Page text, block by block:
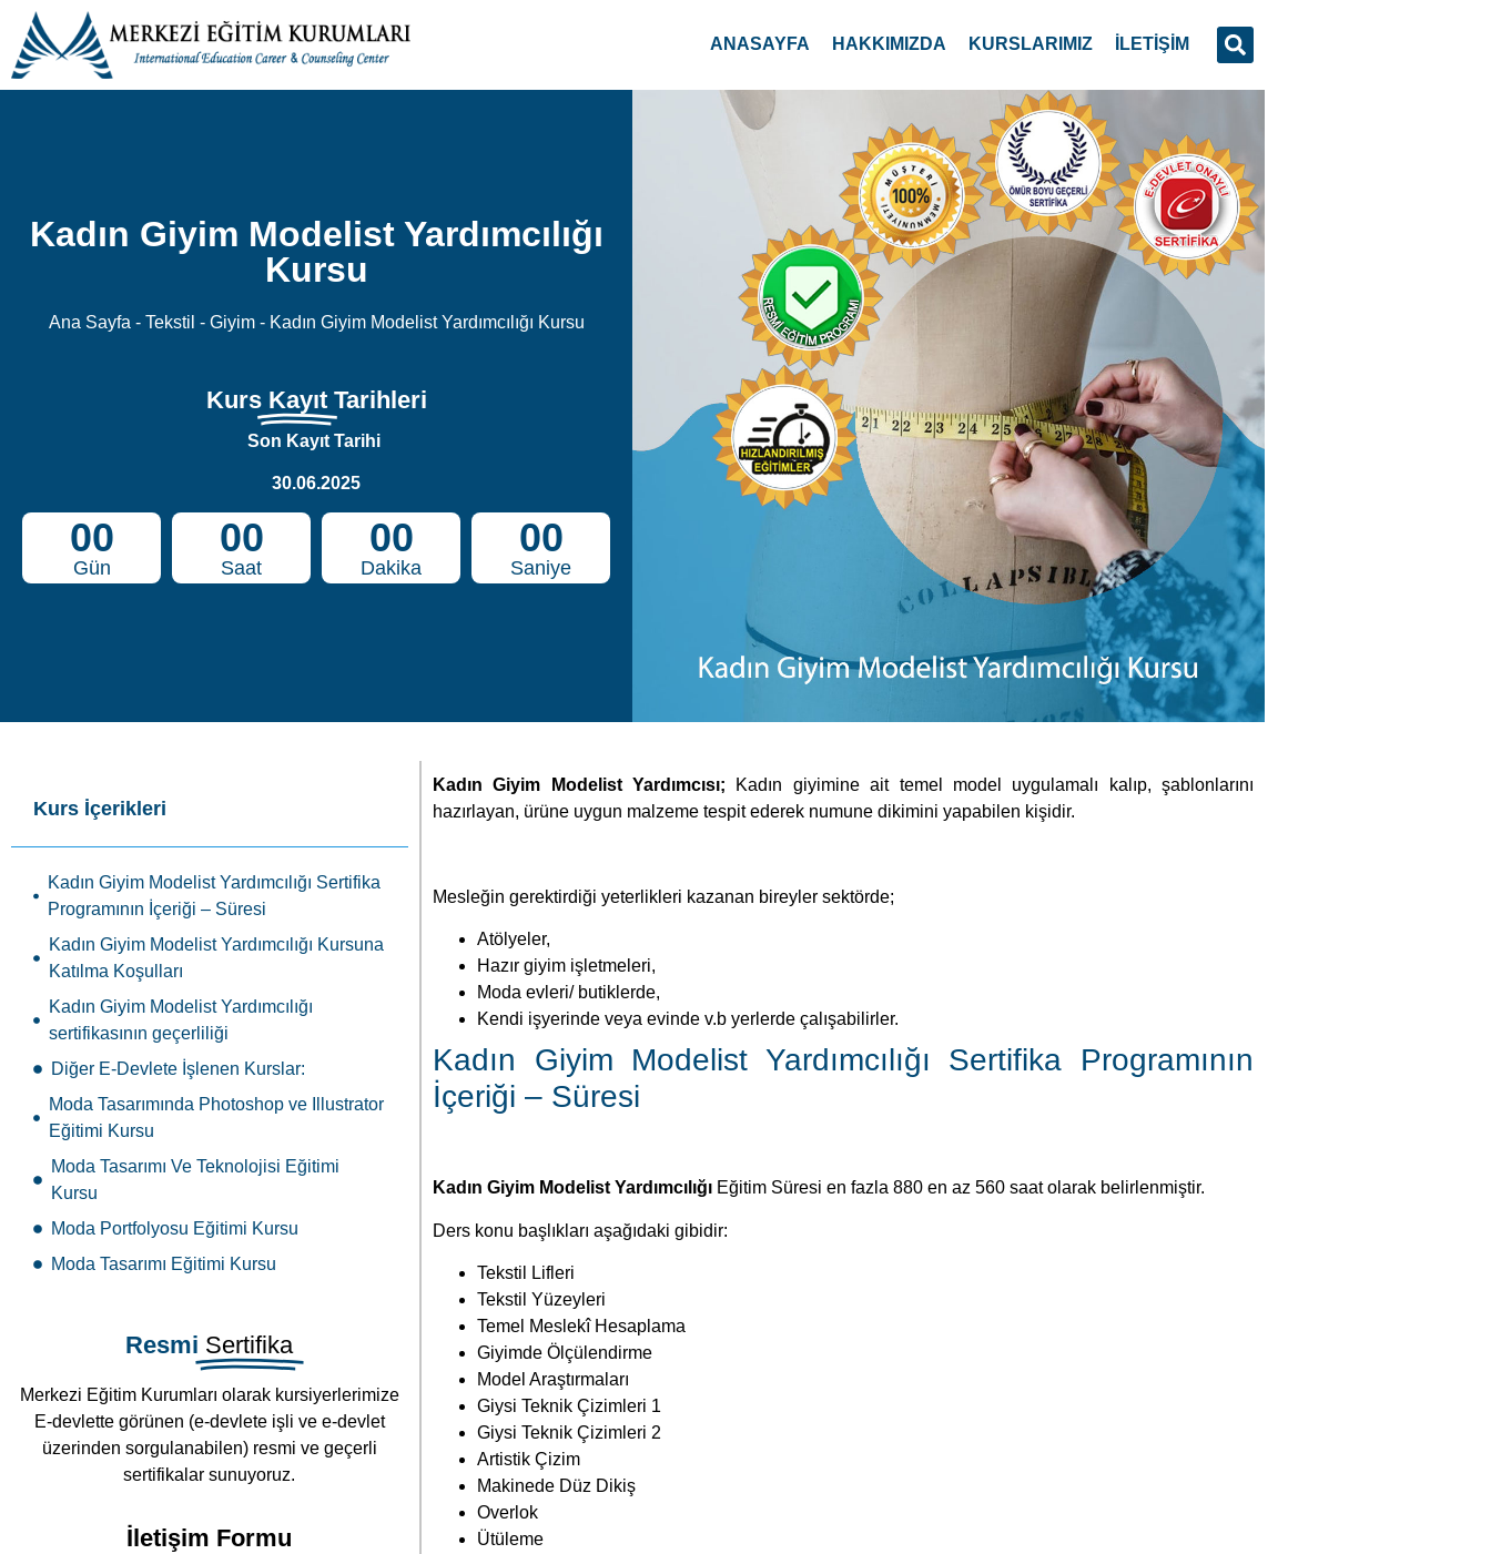
ANASAYFA HAKKIMIZDA KURSLARIMIZ İLETİŞİM
Kadın Giyim Modelist Yardımcılığı
Kursu
Ana Sayfa - Tekstil - Giyim- Kadın Giyim Modelist Yardımcılığı Kursu
Kurs Kayıt Tarihleri
Son Kayıt Tarihi
30.06.2025
00
Gün
00
Saat
00
Dakika
00
Saniye
Kurs İçerikleri
Kadın Giyim Modelist Yardımcılığı Sertifika
Programının İçeriği – Süresi
Kadın Giyim Modelist Yardımcılığı Kursuna
Katılma Koşulları
Kadın Giyim Modelist Yardımcılığı
sertifikasının geçerliliği
Diğer E-Devlete İşlenen Kurslar:
Moda Tasarımında Photoshop ve Illustrator
Eğitimi Kursu
Moda Tasarımı Ve Teknolojisi Eğitimi
Kursu
Moda Portfolyosu Eğitimi Kursu
Moda Tasarımı Eğitimi Kursu
Resmi Sertifika
Merkezi Eğitim Kurumları olarak kursiyerlerimize
E-devlette görünen (e-devlete işli ve e-devlet
üzerinden sorgulanabilen) resmi ve geçerli
sertifikalar sunuyoruz.
İletişim Formu
Kadın Giyim Modelist Yardımcısı; Kadın giyimine ait temel model uygulamalı kalıp, şablonlarını
hazırlayan, ürüne uygun malzeme tespit ederek numune dikimini yapabilen kişidir.
Mesleğin gerektirdiği yeterlikleri kazanan bireyler sektörde;
Atölyeler,
Hazır giyim işletmeleri,
Moda evleri/ butiklerde,
Kendi işyerinde veya evinde v.b yerlerde çalışabilirler.
Kadın Giyim Modelist Yardımcılığı Sertifika Programının
İçeriği – Süresi
Kadın Giyim Modelist Yardımcılığı Eğitim Süresi en fazla 880 en az 560 saat olarak belirlenmiştir.
Ders konu başlıkları aşağıdaki gibidir:
Tekstil Lifleri
Tekstil Yüzeyleri
Temel Meslekî Hesaplama
Giyimde Ölçülendirme
Model Araştırmaları
Giysi Teknik Çizimleri 1
Giysi Teknik Çizimleri 2
Artistik Çizim
Makinede Düz Dikiş
Overlok
Ütüleme